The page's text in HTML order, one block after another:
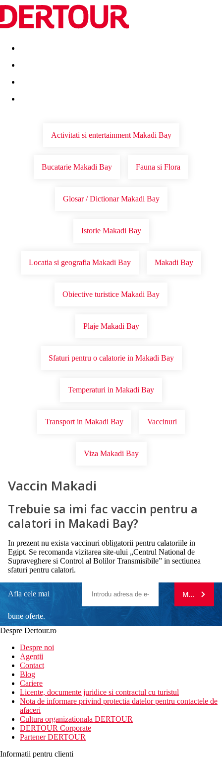
Destinatii Vacanta perfecta OFERTE DE NERATAT
Activitati si entertainment Makadi Bay
Bucatarie Makadi Bay Fauna si Flora
Glosar / Dictionar Makadi Bay
Istorie Makadi Bay
Locatia si geografia Makadi Bay Makadi Bay
Obiective turistice Makadi Bay
Plaje Makadi Bay
Sfaturi pentru o calatorie in Makadi Bay
Temperaturi in Makadi Bay
Transport in Makadi Bay Vaccinuri
Viza Makadi Bay
Vaccin Makadi
Trebuie sa imi fac vaccin pentru a
calatori in Makadi Bay?
In prezent nu exista vaccinuri obligatorii pentru calatoriile in
Egipt. Se recomanda vizitarea site-ului „Centrul National de
Supraveghere si Control al Bolilor Transmisibile” in sectiunea
sfaturi pentru calatori.
Afla cele mai
bune oferte.
newsletter!
MA
Despre Dertour.ro
Despre noi
Agentii
Contact
Blog
Cariere
Licente, documente juridice si contractul cu turistul
Nota de informare privind protectia datelor pentru contactele de
afaceri
Cultura organizationala DERTOUR
DERTOUR Corporate
Partener DERTOUR
Informatii pentru clienti